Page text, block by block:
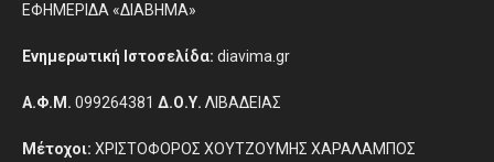
ΕΦΗΜΕΡΙΔΑ «ΔΙΑΒΗΜΑ»
Ενημερωτική Ιστοσελίδα: diavima.gr
Α.Φ.Μ. 099264381 Δ.Ο.Υ. ΛΙΒΑΔΕΙΑΣ
Μέτοχοι: ΧΡΙΣΤΟΦΟΡΟΣ ΧΟΥΤΖΟΥΜΗΣ ΧΑΡΑΛΑΜΠΟΣ